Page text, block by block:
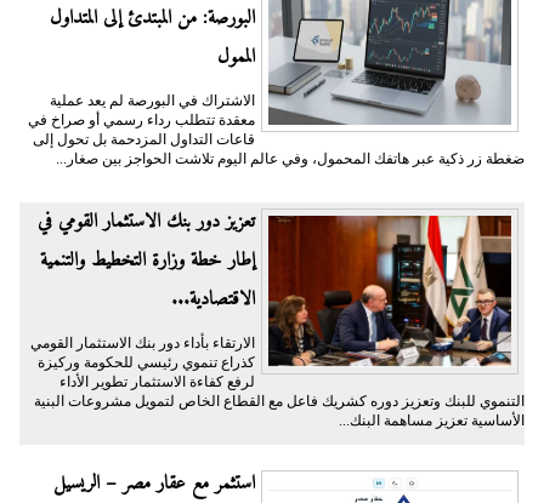
البورصة: من المبتدئ إلى المتداول
الممول
الاشتراك في البورصة لم يعد عملية
معقدة تتطلب رداء رسمي أو صراخ في
قاعات التداول المزدحمة بل تحول إلى
ضغطة زر ذكية عبر هاتفك المحمول، وفي عالم اليوم تلاشت الحواجز بين صغار...
تعزيز دور بنك الاستثمار القومي في
إطار خطة وزارة التخطيط والتنمية
الاقتصادية...
الارتقاء بأداء دور بنك الاستثمار القومي
كذراع تنموي رئيسي للحكومة وركيزة
لرفع كفاءة الاستثمار تطوير الأداء
التنموي للبنك وتعزيز دوره كشريك فاعل مع القطاع الخاص لتمويل مشروعات البنية
الأساسية تعزيز مساهمة البنك...
استثمر مع عقار مصر – الريسيل